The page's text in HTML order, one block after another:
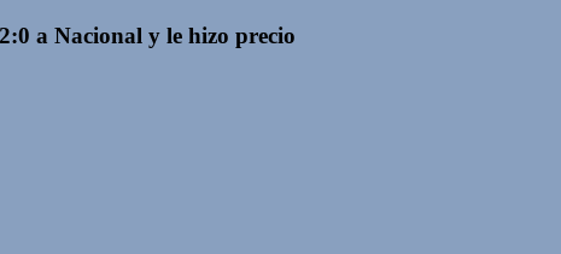
a Nacional y le hizo precio